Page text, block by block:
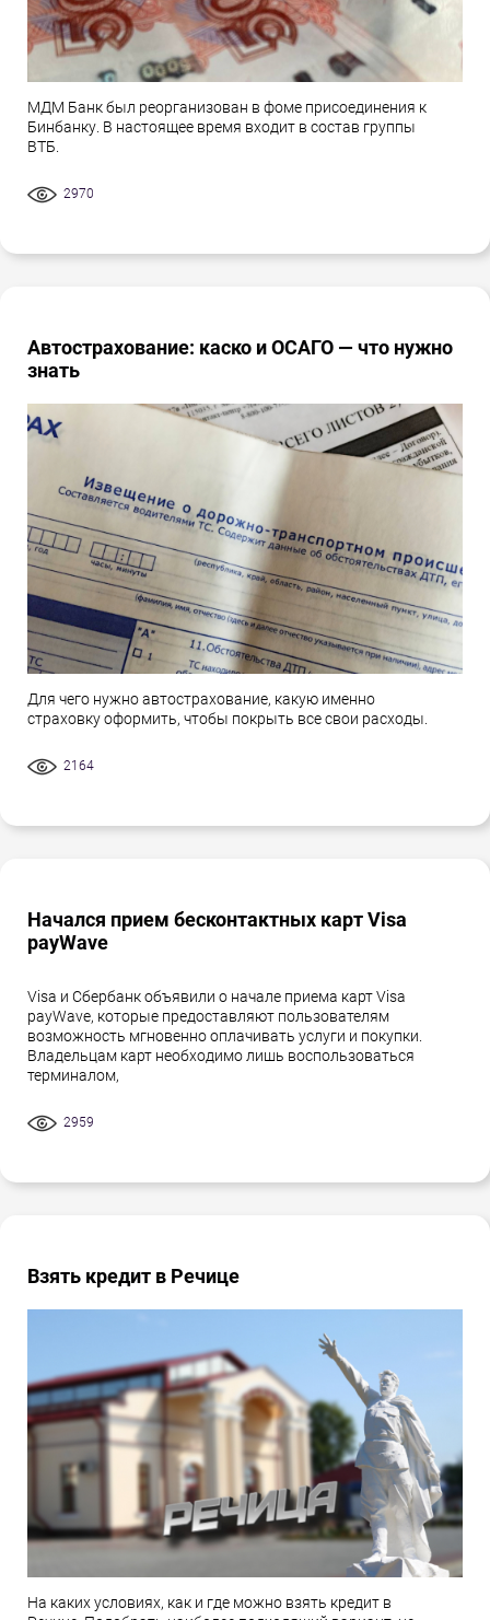
МДМ Банк был реорганизован в фоме присоединения к
Бинбанку. В настоящее время входит в состав группы
ВТБ.
2970
Автострахование: каско и ОСАГО — что нужно
знать
Для чего нужно автострахование, какую именно
страховку оформить, чтобы покрыть все свои расходы.
2164
Начался прием бесконтактных карт Visa
payWave
Visa и Сбербанк объявили о начале приема карт Visa
payWave, которые предоставляют пользователям
возможность мгновенно оплачивать услуги и покупки.
Владельцам карт необходимо лишь воспользоваться
терминалом,
2959
Взять кредит в Речице
На каких условиях, как и где можно взять кредит в